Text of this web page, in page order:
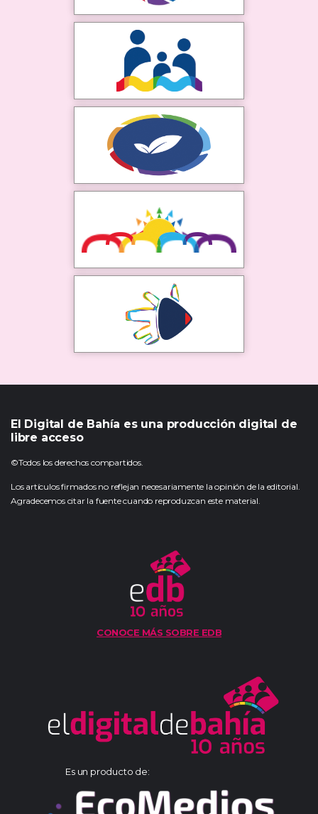
El Digital de Bahía es una producción digital de
libre acceso
©Todos los derechos compartidos.
Los artículos firmados no reflejan necesariamente la opinión de la editorial.
Agradecemos citar la fuente cuando reproduzcan este material.
CONOCE MÁS SOBRE EDB
Es un producto de: